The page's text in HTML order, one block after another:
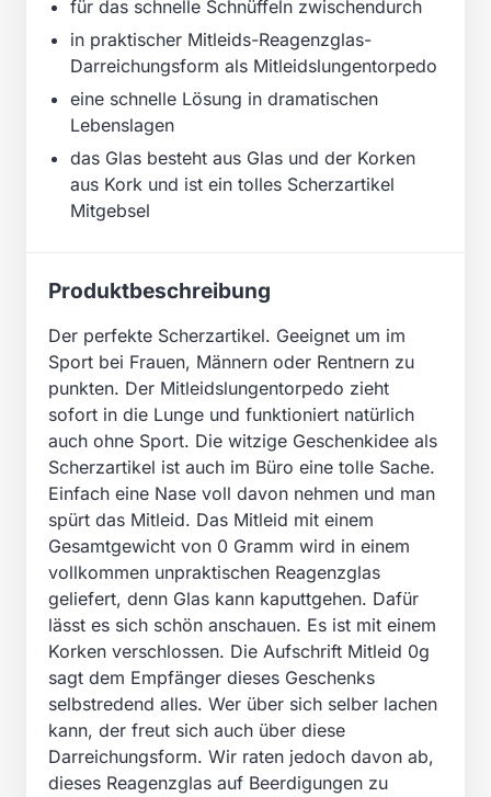
für das schnelle Schnüffeln zwischendurch
in praktischer Mitleids-Reagenzglas-
Darreichungsform als Mitleidslungentorpedo
eine schnelle Lösung in dramatischen
Lebenslagen
das Glas besteht aus Glas und der Korken
aus Kork und ist ein tolles Scherzartikel
Mitgebsel
Produktbeschreibung
Der perfekte Scherzartikel. Geeignet um im
Sport bei Frauen, Männern oder Rentnern zu
punkten. Der Mitleidslungentorpedo zieht
sofort in die Lunge und funktioniert natürlich
auch ohne Sport. Die witzige Geschenkidee als
Scherzartikel ist auch im Büro eine tolle Sache.
Einfach eine Nase voll davon nehmen und man
spürt das Mitleid. Das Mitleid mit einem
Gesamtgewicht von 0 Gramm wird in einem
vollkommen unpraktischen Reagenzglas
geliefert, denn Glas kann kaputtgehen. Dafür
lässt es sich schön anschauen. Es ist mit einem
Korken verschlossen. Die Aufschrift Mitleid 0g
sagt dem Empfänger dieses Geschenks
selbstredend alles. Wer über sich selber lachen
kann, der freut sich auch über diese
Darreichungsform. Wir raten jedoch davon ab,
dieses Reagenzglas auf Beerdigungen zu